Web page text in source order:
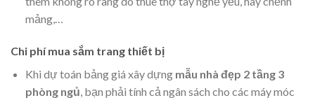
Tiền công xây dựng nhà 2 tầng 3 phòng ngủ diện tích
80m2
Đây là ngân sách thuê thợ xây dựng, thợ lắp đặt và những
nhân công lao động khác liên quan đến việc xây dựng. Bạn
cần tính toán số lượng lao động cần thiết cho mỗi giờ làm